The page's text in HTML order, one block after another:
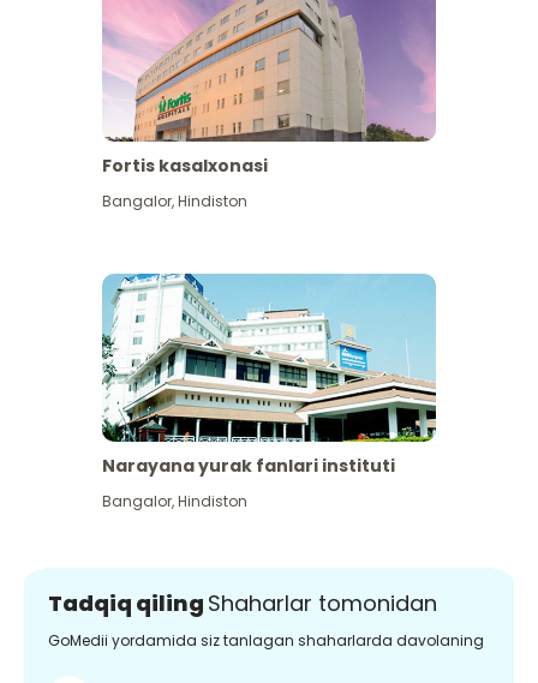
Fortis kasalxonasi
Bangalor,Hindiston
Narayana yurak fanlari instituti
Bangalor,Hindiston
Tadqiq qiling Shaharlar tomonidan
GoMedii yordamida siz tanlagan shaharlarda davolaning